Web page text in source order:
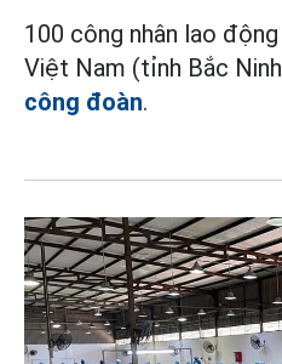
100 công nhân lao
Việt Nam (tỉnh Bắc
công đoàn.